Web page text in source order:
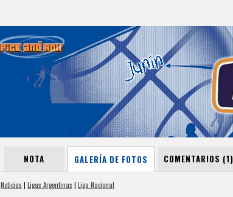
NOTA GALERÍA DE FOTOS COMENTARIOS (1)
Noticias | Ligas Argentinas | Liga Nacional